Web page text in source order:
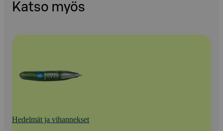
Katso myös
Hedelmät ja vihannekset